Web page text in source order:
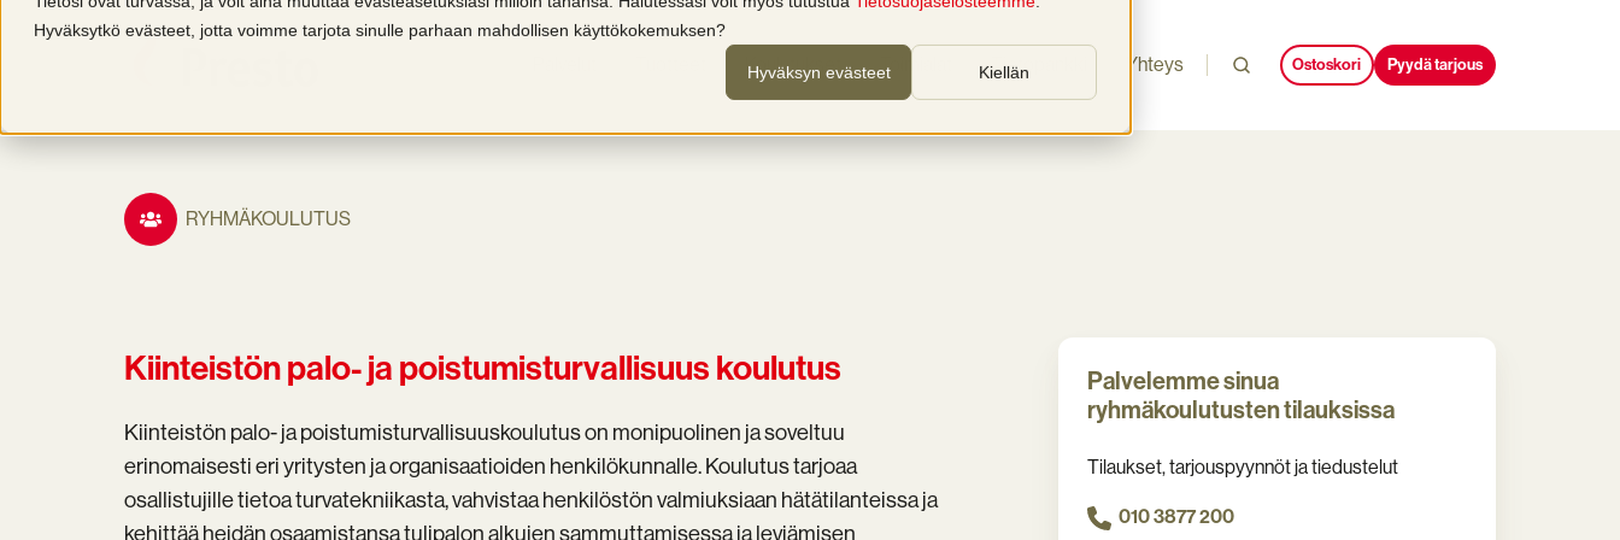
Hyväksytkö evästeet, jotta voimme tarjota sinulle parhaan mahdollisen käyttökokemuksen?
Hyväksyn evästeet Kiellän
Koulutukset Toimialat Tietopankki Yhteys Ostoskori Pyydä tarjous
RYHMÄKOULUTUS
Kiinteistön palo- ja poistumisturvallisuus koulutus
Kiinteistön palo- ja poistumisturvallisuuskoulutus on monipuolinen ja soveltuu
erinomaisesti eri yritysten ja organisaatioiden henkilökunnalle. Koulutus tarjoaa
osallistujille tietoa turvatekniikasta, vahvistaa henkilöstön valmiuksiaan hätätilanteissa ja
kehittää heidän osaamistansa tulipalon alkujen sammuttamisessa ja leviämisen
Palvelemme sinua
ryhmäkoulutusten tilauksissa
Tilaukset, tarjouspyynnöt ja tiedustelut
010 3877 200